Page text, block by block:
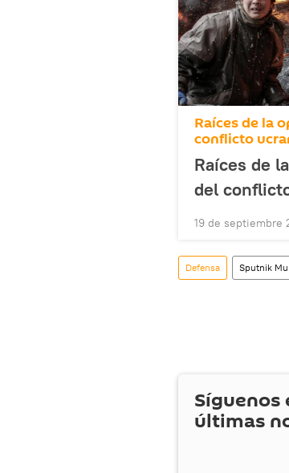
Raíces de la
conflicto
Raíces de
del
19 de septiembre
Defensa Sputnik
Síguenos
últimas